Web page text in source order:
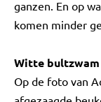
ganzen. En op
komen minder
Witte bultzwam
Op de foto van